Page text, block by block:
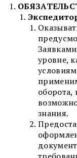
ОБЯЗА
уровне,
оборота,
знания.